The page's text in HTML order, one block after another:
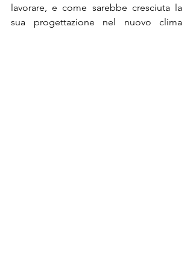
lavorare, e come sarebbe cresciuta la
sua progettazione nel nuovo clima